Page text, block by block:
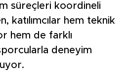
süreçleri koordineli
katılımcılar hem teknik
hem de farklı
deneyim